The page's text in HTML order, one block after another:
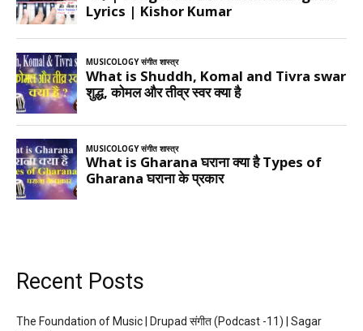
Recent Posts
The Foundation of Music | Drupad संगीत (Podcast -11) | Sagar